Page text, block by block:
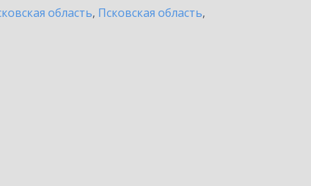
область, Псковская область,